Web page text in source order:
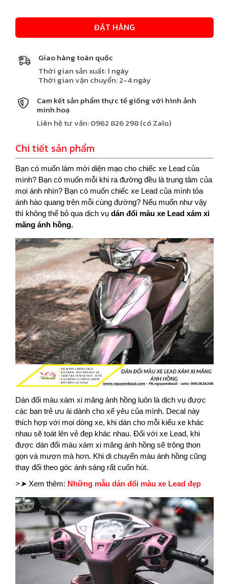
ĐẶT HÀNG
Giao hàng toàn quốc
Thời gian sản xuất: 1 ngày
Thời gian vận chuyển: 2-4 ngày
Cam kết sản phẩm thực tế giống với hình ảnh
minh hoạ
Liên hệ tư vấn: 0962 826 298 (có Zalo)
Chi tiết sản phẩm
Bạn có muốn làm mới diện mạo cho chiếc xe Lead của
mình? Bạn có muốn mỗi khi ra đường đều là trung tâm của
mọi ánh nhìn? Bạn có muốn chiếc xe Lead của mình tỏa
ánh hào quang trên mỗi cùng đường? Nếu muốn như vậy
thì không thể bỏ qua dịch vụ dán đổi màu xe Lead xám xi
măng ánh hồng.
Dán đổi màu xám xi măng ánh hồng luôn là dịch vụ được
các bạn trẻ ưu ái dành cho xế yêu của mình. Decal này
thích hợp với mọi dòng xe, khi dán cho mỗi kiểu xe khác
nhau sẽ toát lên vẻ đẹp khác nhau. Đối với xe Lead, khi
được dán đổi màu xám xi măng ánh hồng sẽ trông thon
gọn và mượn mà hơn. Khi di chuyển màu ánh hồng cũng
thay đổi theo góc ánh sáng rất cuốn hút.
>➤ Xem thêm: Những mẫu dán đổi màu xe Lead đẹp